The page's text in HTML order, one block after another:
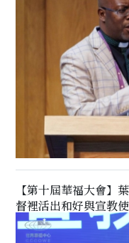
【第十屆華福大會】
督裡活出和好與宣教